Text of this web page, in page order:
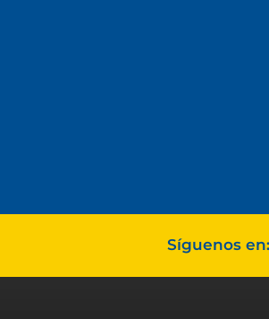
Síguenos en: